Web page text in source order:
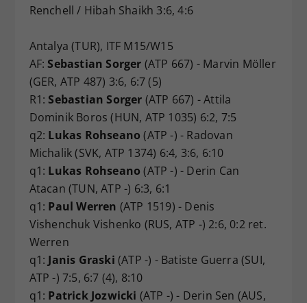
Renchell / Hibah Shaikh 3:6, 4:6
Antalya (TUR), ITF M15/W15
AF:Sebastian Sorger (ATP 667) - Marvin Möller
(GER, ATP 487) 3:6, 6:7 (5)
R1:Sebastian Sorger (ATP 667) - Attila
Dominik Boros (HUN, ATP 1035) 6:2, 7:5
q2: Lukas Rohseano (ATP -) - Radovan
Michalik (SVK, ATP 1374) 6:4, 3:6, 6:10
q1: Lukas Rohseano (ATP -) - Derin Can
Atacan (TUN, ATP -) 6:3, 6:1
q1: Paul Werren (ATP 1519) - Denis
Vishenchuk Vishenko (RUS, ATP -) 2:6, 0:2 ret.
Werren
q1: Janis Graski (ATP -) - Batiste Guerra (SUI,
ATP -) 7:5, 6:7 (4), 8:10
q1: Patrick Jozwicki (ATP -) - Derin Sen (AUS,